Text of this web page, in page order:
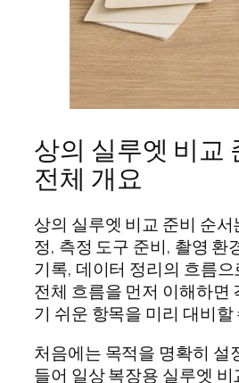
상의 실루엣 비교
전체 개요
상의 실루엣 비교 준비 순서
정, 측정 도구 준비, 촬영 환
기록, 데이터 정리의 흐름으
전체 흐름을 먼저 이해하면
기 쉬운 항목을 미리 대비할
처음에는 목적을 명확히 설
들어 일상 복장용 실루엣 비